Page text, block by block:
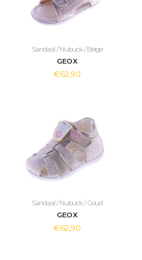
Sandaal / Nubuck / Beige
GEOX
€62,90
Sandaal / Nubuck / Goud
GEOX
€62,90